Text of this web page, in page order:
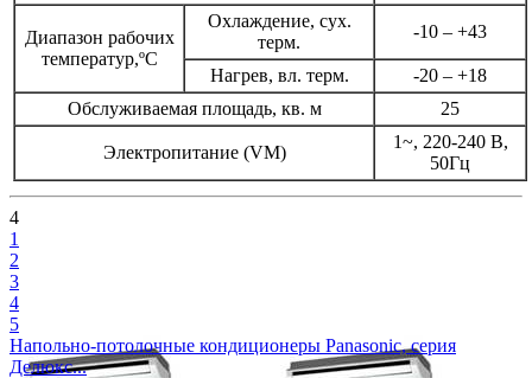
Диапазон рабочих
температур,ºС
Охлаждение, сух.
терм.
-10 – +43
Нагрев, вл. терм.
-20 – +18
Обслуживаемая площадь, кв. м
25
Электропитание (VM)
1~, 220-240 В,
50Гц
4
1
2
3
4
5
Напольно-потолочные кондиционеры Panasonic, серия
Делюкс...